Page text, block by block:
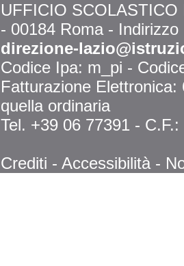
UFFICIO
- 00184 Roma -
direzione-
Codice Ipa: m_pi -
Fatturazione
quella ordinaria
Tel. +39 06 77391 -
Crediti - Accessibilità -